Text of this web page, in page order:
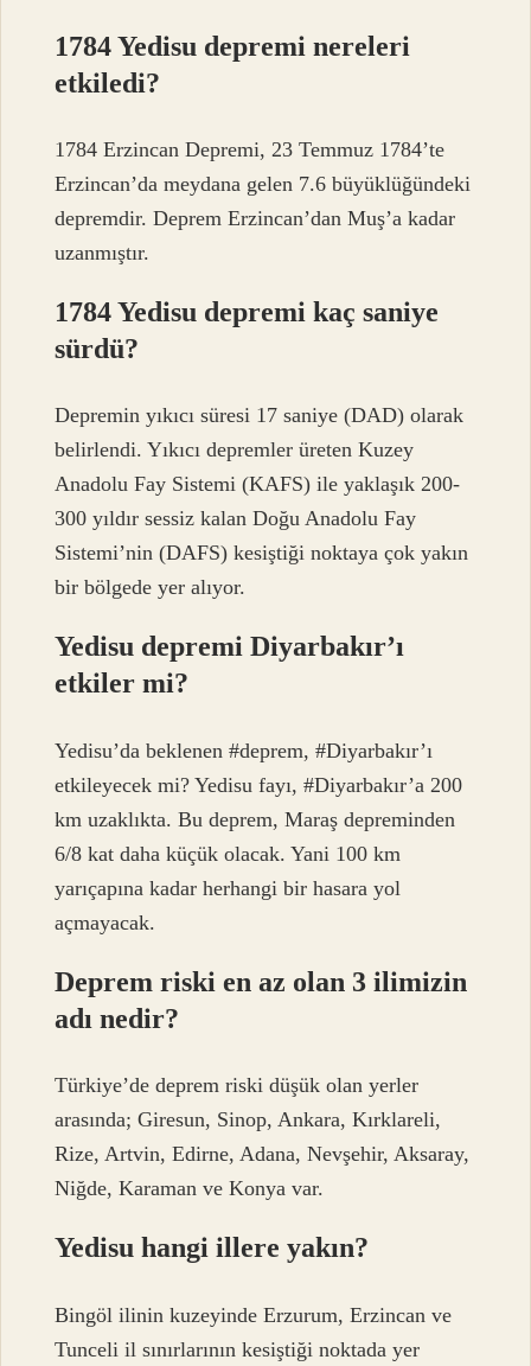
1784 Yedisu depremi nereleri
etkiledi?
1784 Erzincan Depremi, 23 Temmuz 1784’te
Erzincan’da meydana gelen 7.6 büyüklüğündeki
depremdir. Deprem Erzincan’dan Muş’a kadar
uzanmıştır.
1784 Yedisu depremi kaç saniye
sürdü?
Depremin yıkıcı süresi 17 saniye (DAD) olarak
belirlendi. Yıkıcı depremler üreten Kuzey
Anadolu Fay Sistemi (KAFS) ile yaklaşık 200-
300 yıldır sessiz kalan Doğu Anadolu Fay
Sistemi’nin (DAFS) kesiştiği noktaya çok yakın
bir bölgede yer alıyor.
Yedisu depremi Diyarbakır’ı
etkiler mi?
Yedisu’da beklenen #deprem, #Diyarbakır’ı
etkileyecek mi? Yedisu fayı, #Diyarbakır’a 200
km uzaklıkta. Bu deprem, Maraş depreminden
6/8 kat daha küçük olacak. Yani 100 km
yarıçapına kadar herhangi bir hasara yol
açmayacak.
Deprem riski en az olan 3 ilimizin
adı nedir?
Türkiye’de deprem riski düşük olan yerler
arasında; Giresun, Sinop, Ankara, Kırklareli,
Rize, Artvin, Edirne, Adana, Nevşehir, Aksaray,
Niğde, Karaman ve Konya var.
Yedisu hangi illere yakın?
Bingöl ilinin kuzeyinde Erzurum, Erzincan ve
Tunceli il sınırlarının kesiştiği noktada yer